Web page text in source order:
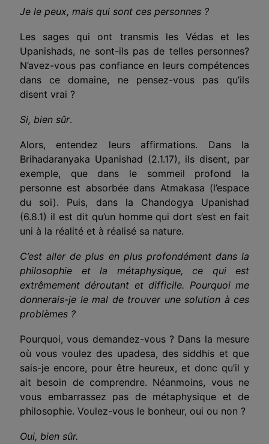
Je le peux, mais qui sont ces personnes ?
Les sages qui ont transmis les Védas et les
Upanishads, ne sont-ils pas de telles personnes?
N’avez-vous pas confiance en leurs compétences
dans ce domaine, ne pensez-vous pas qu’ils
disent vrai ?
Si, bien sûr.
Alors, entendez leurs affirmations. Dans la
Brihadaranyaka Upanishad (2.1.17), ils disent, par
exemple, que dans le sommeil profond la
personne est absorbée dans Atmakasa (l’espace
du soi). Puis, dans la Chandogya Upanishad
(6.8.1) il est dit qu’un homme qui dort s’est en fait
uni à la réalité et à réalisé sa nature.
C’est aller de plus en plus profondément dans la
philosophie et la métaphysique, ce qui est
extrêmement déroutant et difficile. Pourquoi me
donnerais-je le mal de trouver une solution à ces
problèmes ?
Pourquoi, vous demandez-vous ? Dans la mesure
où vous voulez des upadesa, des siddhis et que
sais-je encore, pour être heureux, et donc qu’il y
ait besoin de comprendre. Néanmoins, vous ne
vous embarrassez pas de métaphysique et de
philosophie. Voulez-vous le bonheur, oui ou non ?
Oui, bien sûr.